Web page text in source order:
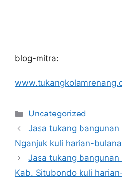
blog-mitra:
Categories
Uncategorized
Jasa tukang bangunan
Nganjuk kuli harian-
Jasa tukang bangunan
Kab. Situbondo kuli